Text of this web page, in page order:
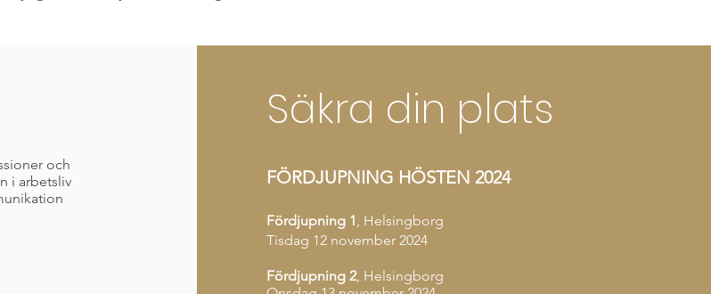
och
i arbetsliv
Säkra din plats
FÖRDJUPNING HÖSTEN 2024
Fördjupning 1, Helsingborg
Tisdag 12november2024
Fördjupning 2, Helsingborg